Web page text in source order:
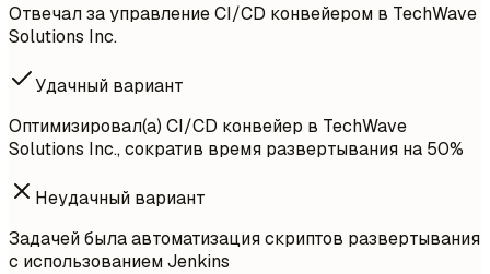
Отвечал за управление CI/CD конвейером в TechWave
Solutions Inc.
Удачный вариант
Оптимизировал(а) CI/CD конвейер в TechWave
Solutions Inc., сократив время развертывания на 50%
Неудачный вариант
Задачей была автоматизация скриптов развертывания
с использованием Jenkins